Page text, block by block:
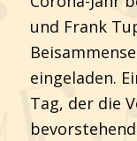
und Frank
eingeladen.
Tag, der die